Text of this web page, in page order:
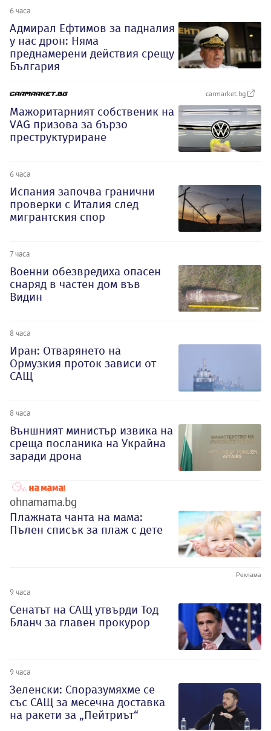
6 часа
Адмирал Ефтимов за падналия
у нас дрон: Няма
преднамерени действия срещу
България
carmarket.bg
Мажоритарният собственик на
VAG призова за бързо
преструктуриране
6 часа
Испания започва гранични
проверки с Италия след
мигрантския спор
7 часа
Военни обезвредиха опасен
снаряд в частен дом във
Видин
8 часа
Иран: Отварянето на
Ормузкия проток зависи от
САЩ
8 часа
Външният министър извика на
среща посланика на Украйна
заради дрона
ohnamama.bg
Плажната чанта на мама:
Пълен списък за плаж с дете
9 часа
Сенатът на САЩ утвърди Тод
Бланч за главен прокурор
9 часа
Зеленски: Споразумяхме се
със САЩ за месечна доставка
на ракети за „Пейтриът“